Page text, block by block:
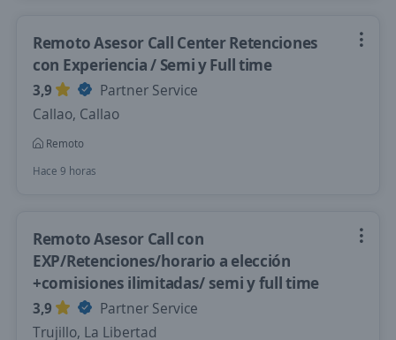
Remoto Asesor Call Center Retenciones
con Experiencia / Semi y Full time
3,9
Partner Service
Callao, Callao
Remoto
Hace 9 horas
Remoto Asesor Call con
EXP/Retenciones/horario a elección
+comisiones ilimitadas/ semi y full time
3,9
Partner Service
Trujillo, La Libertad